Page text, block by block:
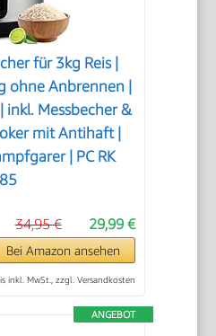
für 3kg Reis |
ohne Anbrennen |
Messbecher &
mit Antihaft |
| PC RK
29,99 €
34,95 €
Bei Amazon ansehen
inkl. MwSt., zzgl. Versandkosten
ANGEBOT